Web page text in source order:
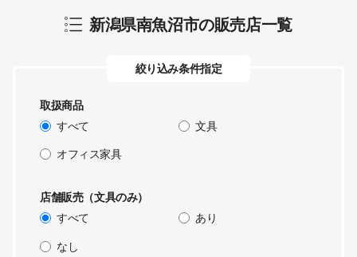
新潟県南魚沼市の販売店一覧
絞り込み条件指定
取扱商品
すべて
文具
オフィス家具
店舗販売（文具のみ）
すべて
あり
なし